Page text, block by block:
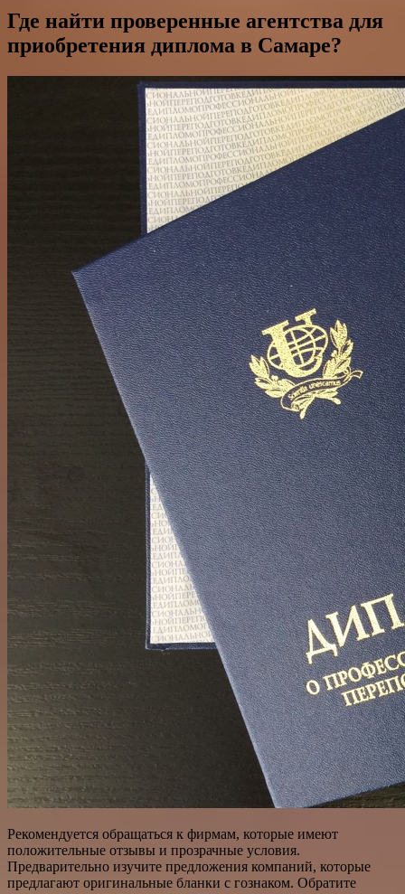
Где найти проверенные агентства для
приобретения диплома в Самаре?
Рекомендуется обращаться к фирмам, которые имеют
положительные отзывы и прозрачные условия.
Предварительно изучите предложения компаний, которые
предлагают оригинальные бланки с гознаком. Обратите